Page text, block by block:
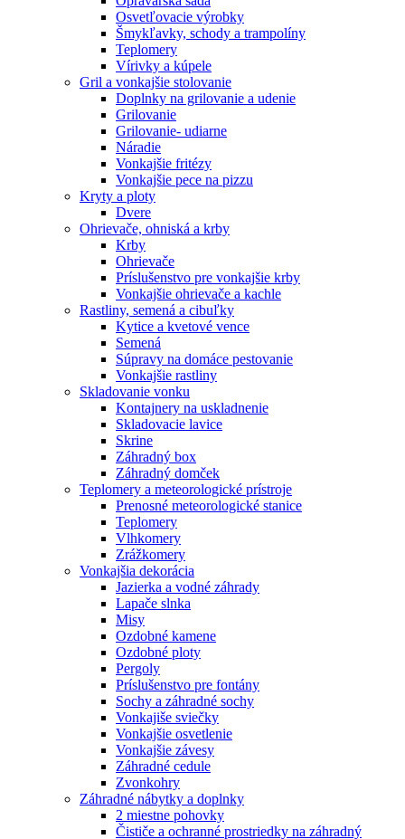
Osvetľovacie výrobky
Šmykľavky, schody a trampolíny
Teplomery
Vírivky a kúpele
Gril a vonkajšie stolovanie
Doplnky na grilovanie a udenie
Grilovanie
Grilovanie- udiarne
Náradie
Vonkajšie fritézy
Vonkajšie pece na pizzu
Kryty a ploty
Dvere
Ohrievače, ohniská a krby
Krby
Ohrievače
Príslušenstvo pre vonkajšie krby
Vonkajšie ohrievače a kachle
Rastliny, semená a cibuľky
Kytice a kvetové vence
Semená
Súpravy na domáce pestovanie
Vonkajšie rastliny
Skladovanie vonku
Kontajnery na uskladnenie
Skladovacie lavice
Skrine
Záhradný box
Záhradný domček
Teplomery a meteorologické prístroje
Prenosné meteorologické stanice
Teplomery
Vlhkomery
Zrážkomery
Vonkajšia dekorácia
Jazierka a vodné záhrady
Lapače slnka
Misy
Ozdobné kamene
Ozdobné ploty
Pergoly
Príslušenstvo pre fontány
Sochy a záhradné sochy
Vonkajiše sviečky
Vonkajšie osvetlenie
Vonkajšie závesy
Záhradné cedule
Zvonkohry
Záhradné nábytky a doplnky
2 miestne pohovky
Čističe a ochranné prostriedky na záhradný